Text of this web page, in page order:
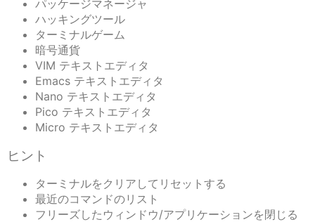
パッケージマネージャ
ハッキングツール
ターミナルゲーム
暗号通貨
VIM テキストエディタ
Emacs テキストエディタ
Nano テキストエディタ
Pico テキストエディタ
Micro テキストエディタ
ヒント
ターミナルをクリアしてリセットする
最近のコマンドのリスト
フリーズしたウィンドウ/アプリケーションを閉じる